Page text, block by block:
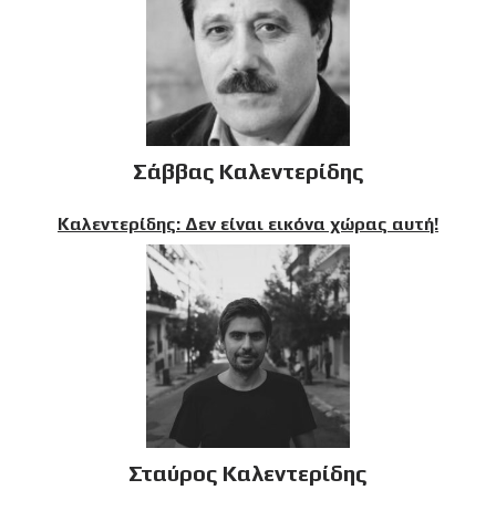
Σάββας Καλεντερίδης
Καλεντερίδης: Δεν είναι εικόνα χώρας αυτή!
Σταύρος Καλεντερίδης